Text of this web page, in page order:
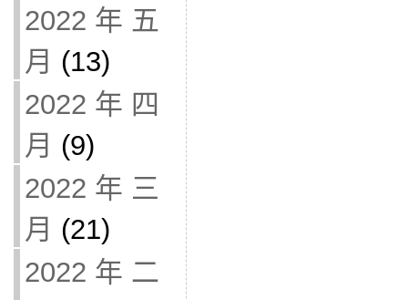
2022 年 五
月 (13)
2022 年 四
月 (9)
2022 年 三
月 (21)
2022 年 二